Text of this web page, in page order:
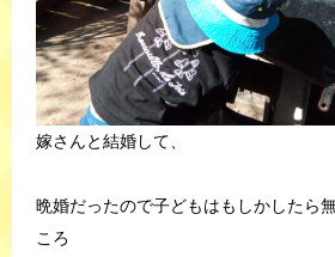
嫁さんと結婚して、
晩婚だったので子どもはもしかしたら
ころ